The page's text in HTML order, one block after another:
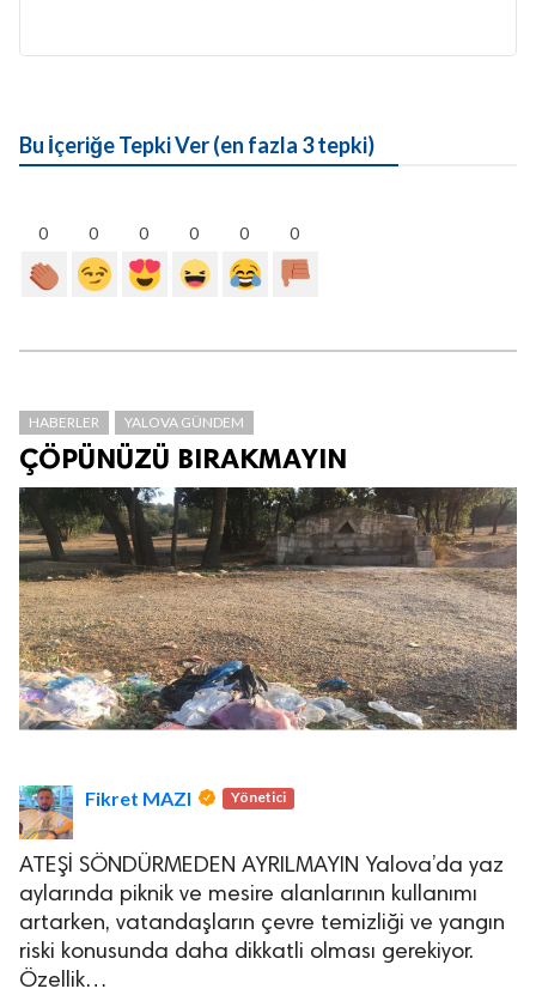
Bu İçeriğe Tepki Ver (en fazla 3 tepki)
0 0 0 0 0 0
HABERLER YALOVA GÜNDEM
ÇÖPÜNÜZÜ BIRAKMAYIN
Fikret MAZI Yönetici
ATEŞİ SÖNDÜRMEDEN AYRILMAYIN Yalova’da yaz
aylarında piknik ve mesire alanlarının kullanımı
artarken, vatandaşların çevre temizliği ve yangın
riski konusunda daha dikkatli olması gerekiyor.
Özellik…